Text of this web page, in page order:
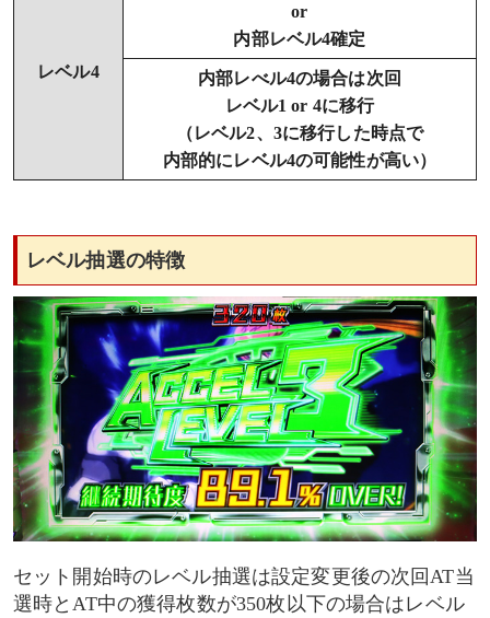
レベル4
or
内部レベル4確定
内部レべル4の場合は次回
レベル1 or 4に移行
（レベル2、3に移行した時点で
内部的にレベル4の可能性が高い）
レベル抽選の特徴
セット開始時のレベル抽選は設定変更後の次回AT当
選時とAT中の獲得枚数が350枚以下の場合はレベル